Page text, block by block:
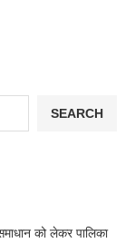
SEARCH
को लेकर पालिका